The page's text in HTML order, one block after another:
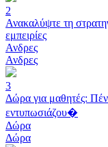
2
Ανακαλύψτε τη
εμπειρίες
Ανδρες
Ανδρες
3
Δώρα για μαθητές:
εντυπωσιάζου�
Δώρα
Δώρα